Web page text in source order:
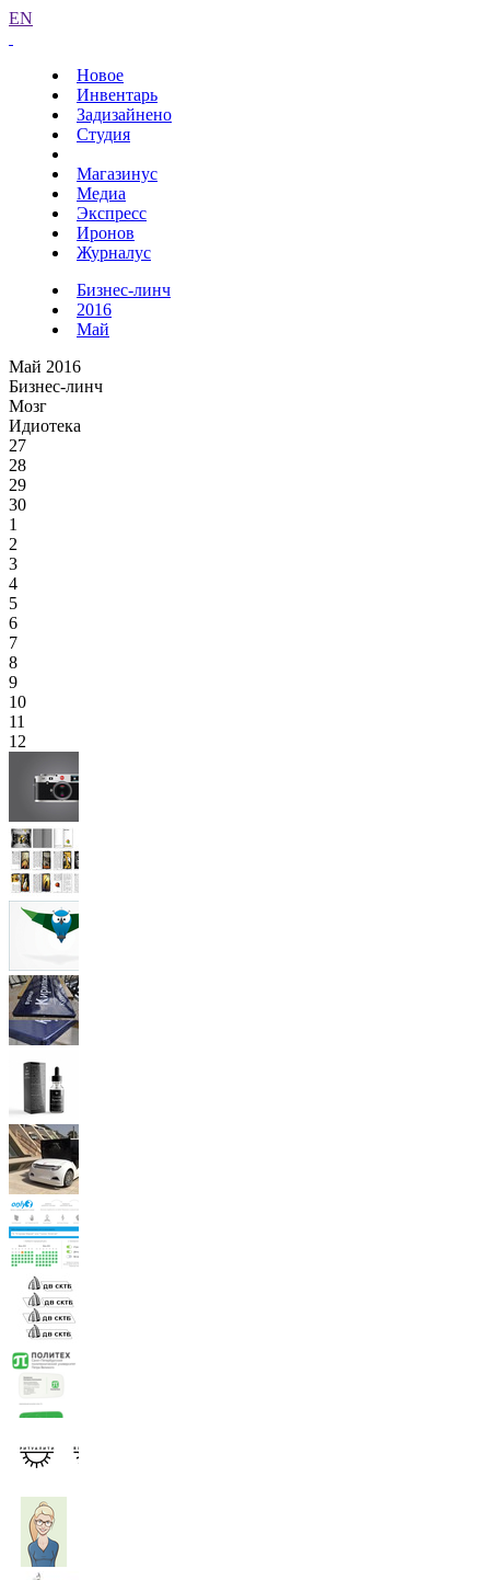
EN
Новое
Инвентарь
Задизайнено
Студия
Магазинус
Медиа
Экспресс
Иронов
Журналус
Бизнес-линч
2016
Май
Май 2016
Бизнес-линч
Мозг
Идиотека
27
28
29
30
1
2
3
4
5
6
7
8
9
10
11
12